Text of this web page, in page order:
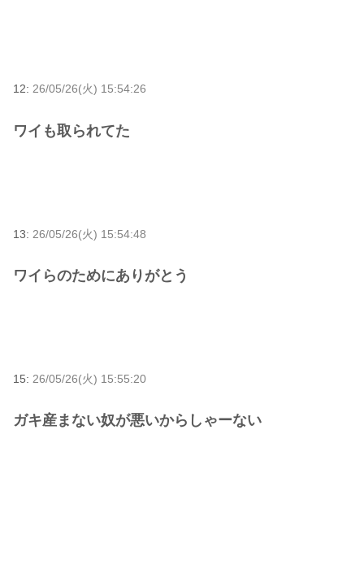
12: 26/05/26(火) 15:54:26
ワイも取られてた
13: 26/05/26(火) 15:54:48
ワイらのためにありがとう
15: 26/05/26(火) 15:55:20
ガキ産まない奴が悪いからしゃーない